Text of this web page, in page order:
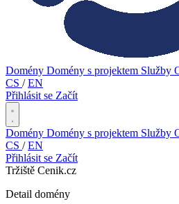
Domény Domény s projektem Služby
CS / EN
Přihlásit se Začít
Domény Domény s projektem Služby
CS / EN
Přihlásit se Začít
Tržiště Cenik.cz
Detail domény